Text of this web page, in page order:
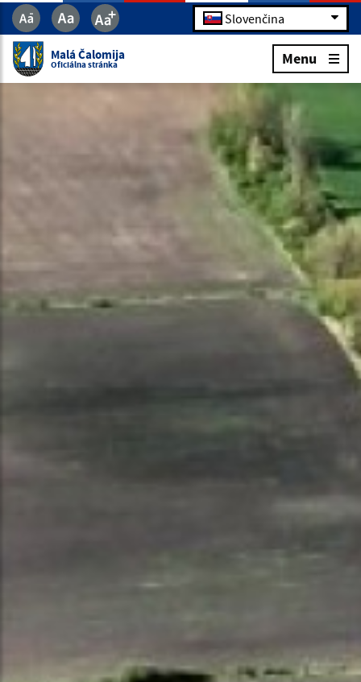
Slovenčina
Malá Čalomija
Oficiálna stránka Menu